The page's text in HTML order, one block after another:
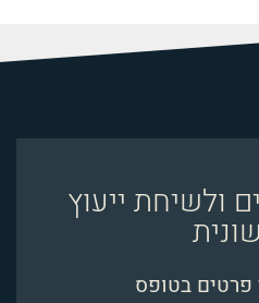
ולשיחת ייעוץ
בטופס